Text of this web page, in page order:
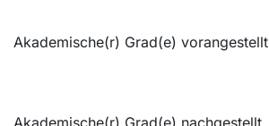
Akademische(r) Grad(e) vorangestellt
Akademische(r) Grad(e) nachgestellt